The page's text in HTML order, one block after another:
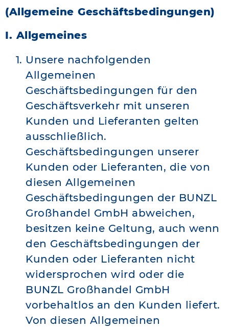
(Allgemeine Geschäftsbedingungen)
I. Allgemeines
Unsere nachfolgenden
Allgemeinen
Geschäftsbedingungen für den
Geschäftsverkehr mit unseren
Kunden und Lieferanten gelten
ausschließlich.
Geschäftsbedingungen unserer
Kunden oder Lieferanten, die von
diesen Allgemeinen
Geschäftsbedingungen der BUNZL
Großhandel GmbH abweichen,
besitzen keine Geltung, auch wenn
den Geschäftsbedingungen der
Kunden oder Lieferanten nicht
widersprochen wird oder die
BUNZL Großhandel GmbH
vorbehaltlos an den Kunden liefert.
Von diesen Allgemeinen